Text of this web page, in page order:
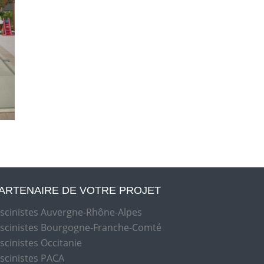
DE VOTRE PROJET
Auvergne-Rhône-Alpes
Bourgogne-Franche-Comté
Occitanie
PACA